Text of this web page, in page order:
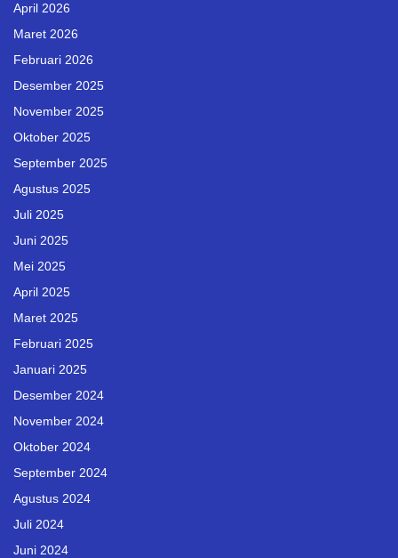
April 2026
Maret 2026
Februari 2026
Desember 2025
November 2025
Oktober 2025
September 2025
Agustus 2025
Juli 2025
Juni 2025
Mei 2025
April 2025
Maret 2025
Februari 2025
Januari 2025
Desember 2024
November 2024
Oktober 2024
September 2024
Agustus 2024
Juli 2024
Juni 2024